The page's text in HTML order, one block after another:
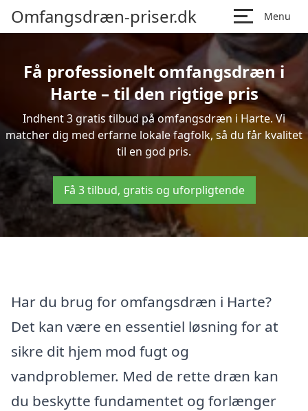
Omfangsdræn-priser.dk Menu
Få professionelt omfangsdræn i
Harte – til den rigtige pris
Indhent 3 gratis tilbud på omfangsdræn i Harte. Vi
matcher dig med erfarne lokale fagfolk, så du får kvalitet
til en god pris.
Få 3 tilbud, gratis og uforpligtende
Har du brug for omfangsdræn i Harte?
Det kan være en essentiel løsning for at
sikre dit hjem mod fugt og
vandproblemer. Med de rette dræn kan
du beskytte fundamentet og forlænger